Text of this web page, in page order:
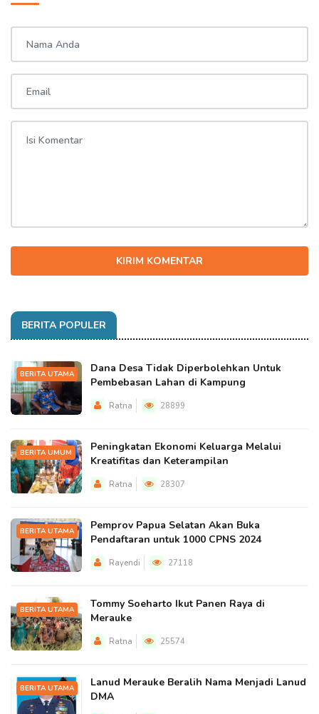
KIRIM KOMENTAR
BERITA POPULER
BERITA UTAMA
Dana Desa Tidak Diperbolehkan Untuk
Pembebasan Lahan di Kampung
Ratna 28899
BERITA UMUM
Peningkatan Ekonomi Keluarga Melalui
Kreatifitas dan Keterampilan
Ratna 28307
BERITA UTAMA
Pemprov Papua Selatan Akan Buka
Pendaftaran untuk 1000 CPNS 2024
Rayendi 27118
BERITA UTAMA
Tommy Soeharto Ikut Panen Raya di
Merauke
Ratna 25574
BERITA UTAMA
Lanud Merauke Beralih Nama Menjadi Lanud
DMA